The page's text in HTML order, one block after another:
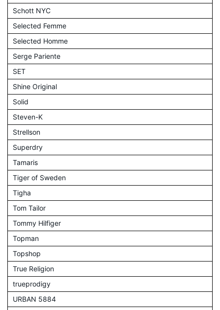
Schott NYC
Selected Femme
Selected Homme
Serge Pariente
SET
Shine Original
Solid
Steven-K
Strellson
Superdry
Tamaris
Tiger of Sweden
Tigha
Tom Tailor
Tommy Hilfiger
Topman
Topshop
True Religion
trueprodigy
URBAN 5884